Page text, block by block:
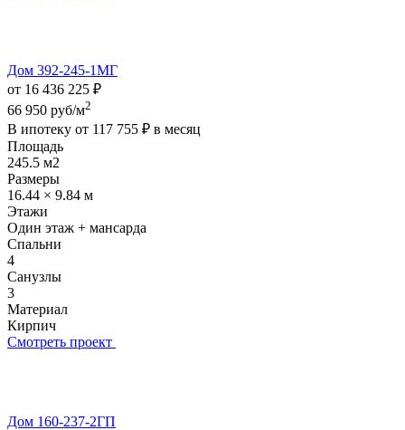
Дом 392-245-1МГ
от 16 436 225 ₽
66 950 руб/м2
В ипотеку от 117 755 ₽ в месяц
Площадь
245.5 м2
Размеры
16.44 × 9.84 м
Этажи
Один этаж + мансарда
Спальни
4
Санузлы
3
Материал
Кирпич
Смотреть проект
Дом 160-237-2ГП